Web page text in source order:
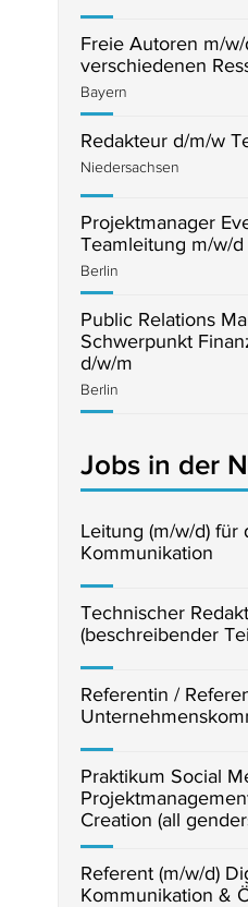
Freie Autoren m/
verschiedenen
Bayern
Redakteur d/m/w
Niedersachsen
Projektmanager
Teamleitung m/w/d
Berlin
Public Relations
Schwerpunkt
d/w/m
Berlin
Jobs in der
Leitung (m/w/d) für
Kommunikation
Technischer
(beschreibender
Referentin /
Praktikum Social
Creation (all
Referent (m/w/d)
Kommunikation &